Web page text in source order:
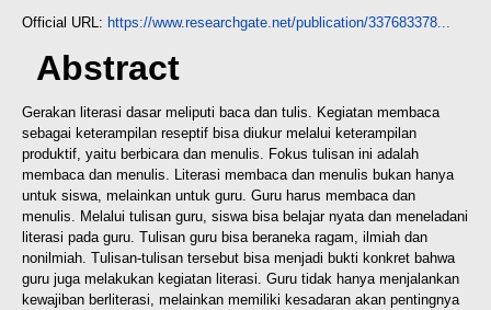
Official URL: https://www.researchgate.net/publication/337683378...
Abstract
Gerakan literasi dasar meliputi baca dan tulis. Kegiatan membaca
sebagai keterampilan reseptif bisa diukur melalui keterampilan
produktif, yaitu berbicara dan menulis. Fokus tulisan ini adalah
membaca dan menulis. Literasi membaca dan menulis bukan hanya
untuk siswa, melainkan untuk guru. Guru harus membaca dan
menulis. Melalui tulisan guru, siswa bisa belajar nyata dan meneladani
literasi pada guru. Tulisan guru bisa beraneka ragam, ilmiah dan
nonilmiah. Tulisan-tulisan tersebut bisa menjadi bukti konkret bahwa
guru juga melakukan kegiatan literasi. Guru tidak hanya menjalankan
kewajiban berliterasi, melainkan memiliki kesadaran akan pentingnya